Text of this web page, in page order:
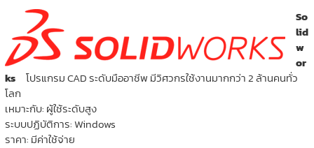
So
lid
w
or
ks โปรแกรม CAD ระดับมืออาชีพ มีวิศวกรใช้งานมากกว่า 2 ล้านคนทั่ว
โลก
เหมาะกับ: ผู้ใช้ระดับสูง
ระบบปฏิบัติการ: Windows
ราคา: มีค่าใช้จ่าย